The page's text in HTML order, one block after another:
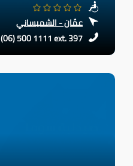
عمّان - الشميساني
(06) 500 1111 ext. 397